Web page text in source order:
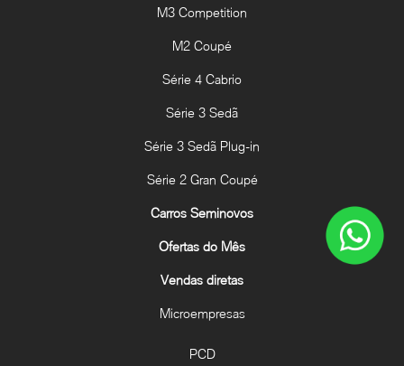
M3 Competition
M2 Coupé
Série 4 Cabrio
Série 3 Sedã
Série 3 Sedã Plug-in
Série 2 Gran Coupé
Carros Seminovos
Ofertas do Mês
Vendas diretas
Microempresas
PCD